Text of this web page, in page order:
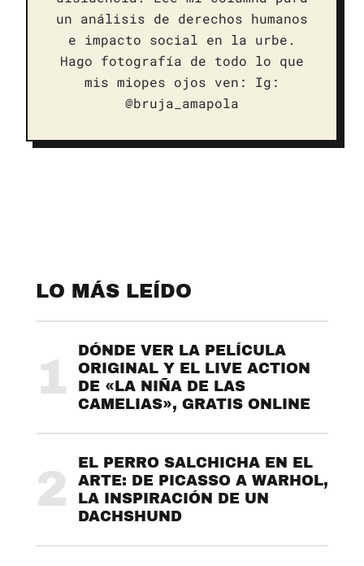
un análisis de derechos humanos
e impacto social en la urbe.
Hago fotografía de todo lo que
mis miopes ojos ven: Ig:
@bruja_amapola
LO MÁS LEÍDO
1
DÓNDE VER LA PELÍCULA
ORIGINAL Y EL LIVE ACTION
DE «LA NIÑA DE LAS
CAMELIAS», GRATIS ONLINE
2
EL PERRO SALCHICHA EN EL
ARTE: DE PICASSO A WARHOL,
LA INSPIRACIÓN DE UN
DACHSHUND